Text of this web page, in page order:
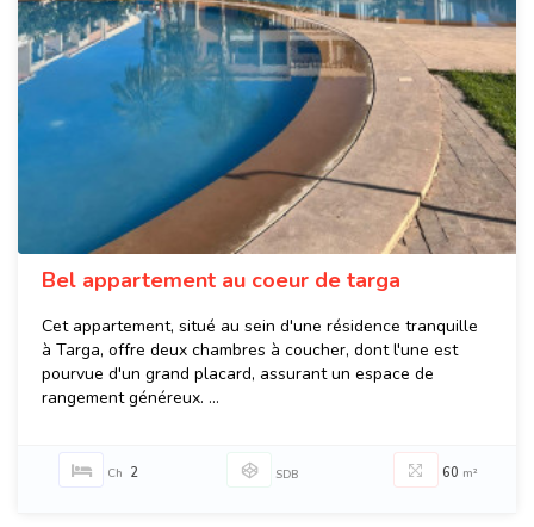
Bel appartement au coeur de targa
Cet appartement, situé au sein d'une résidence tranquille
à Targa, offre deux chambres à coucher, dont l'une est
pourvue d'un grand placard, assurant un espace de
rangement généreux. ...
Ch 2 SDB 60 m²